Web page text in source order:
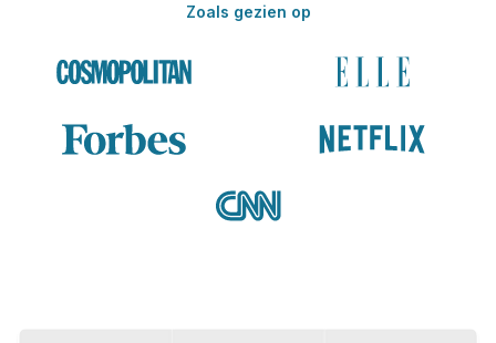
Zoals gezien op